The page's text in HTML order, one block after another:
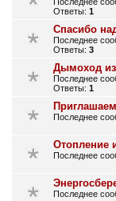
Ответы: 1
Спасибо
Последнее
Ответы: 3
Дымоход
Последнее
Ответы: 1
Последнее
Отопление
Последнее
Последнее